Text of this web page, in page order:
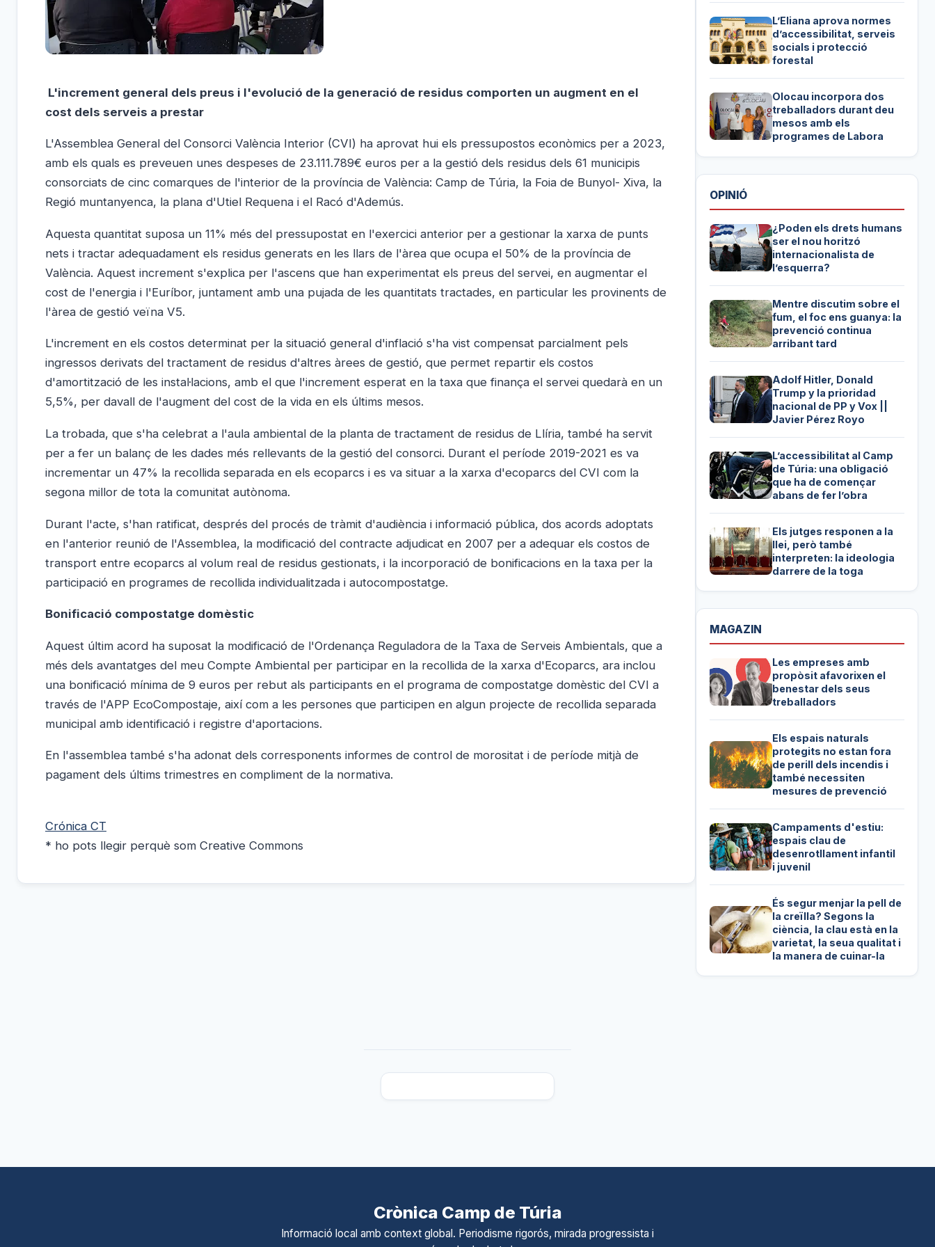
L'increment general dels preus i l'evolució de la generació de residus comporten un augment en el
cost dels serveis a prestar
L'Assemblea General del Consorci València Interior (CVI) ha aprovat hui els pressupostos econòmics per a 2023,
amb els quals es preveuen unes despeses de 23.111.789€ euros per a la gestió dels residus dels 61 municipis
consorciats de cinc comarques de l'interior de la província de València: Camp de Túria, la Foia de Bunyol- Xiva, la
Regió muntanyenca, la plana d'Utiel Requena i el Racó d'Ademús.
Aquesta quantitat suposa un 11% més del pressupostat en l'exercici anterior per a gestionar la xarxa de punts
nets i tractar adequadament els residus generats en les llars de l'àrea que ocupa el 50% de la província de
València. Aquest increment s'explica per l'ascens que han experimentat els preus del servei, en augmentar el
cost de l'energia i l'Euríbor, juntament amb una pujada de les quantitats tractades, en particular les provinents de
l'àrea de gestió veïna V5.
L'increment en els costos determinat per la situació general d'inflació s'ha vist compensat parcialment pels
ingressos derivats del tractament de residus d'altres àrees de gestió, que permet repartir els costos
d'amortització de les instal·lacions, amb el que l'increment esperat en la taxa que finança el servei quedarà en un
5,5%, per davall de l'augment del cost de la vida en els últims mesos.
La trobada, que s'ha celebrat a l'aula ambiental de la planta de tractament de residus de Llíria, també ha servit
per a fer un balanç de les dades més rellevants de la gestió del consorci. Durant el període 2019-2021 es va
incrementar un 47% la recollida separada en els ecoparcs i es va situar a la xarxa d'ecoparcs del CVI com la
segona millor de tota la comunitat autònoma.
Durant l'acte, s'han ratificat, després del procés de tràmit d'audiència i informació pública, dos acords adoptats
en l'anterior reunió de l'Assemblea, la modificació del contracte adjudicat en 2007 per a adequar els costos de
transport entre ecoparcs al volum real de residus gestionats, i la incorporació de bonificacions en la taxa per la
participació en programes de recollida individualitzada i autocompostatge.
Bonificació compostatge domèstic
Aquest últim acord ha suposat la modificació de l'Ordenança Reguladora de la Taxa de Serveis Ambientals, que a
més dels avantatges del meu Compte Ambiental per participar en la recollida de la xarxa d'Ecoparcs, ara inclou
una bonificació mínima de 9 euros per rebut als participants en el programa de compostatge domèstic del CVI a
través de l'APP EcoCompostaje, així com a les persones que participen en algun projecte de recollida separada
municipal amb identificació i registre d'aportacions.
En l'assemblea també s'ha adonat dels corresponents informes de control de morositat i de període mitjà de
pagament dels últims trimestres en compliment de la normativa.
Crónica CT
* ho pots llegir perquè som Creative Commons
L’Eliana aprova normes
d’accessibilitat, serveis
socials i protecció
forestal
Olocau incorpora dos
treballadors durant deu
mesos amb els
programes de Labora
OPINIÓ
¿Poden els drets humans
ser el nou horitzó
internacionalista de
l’esquerra?
Mentre discutim sobre el
fum, el foc ens guanya: la
prevenció continua
arribant tard
Adolf Hitler, Donald
Trump y la prioridad
nacional de PP y Vox ||
Javier Pérez Royo
L’accessibilitat al Camp
de Túria: una obligació
que ha de començar
abans de fer l’obra
Els jutges responen a la
llei, però també
interpreten: la ideologia
darrere de la toga
MAGAZIN
Les empreses amb
propòsit afavorixen el
benestar dels seus
treballadors
Els espais naturals
protegits no estan fora
de perill dels incendis i
també necessiten
mesures de prevenció
Campaments d'estiu:
espais clau de
desenrotllament infantil
i juvenil
És segur menjar la pell de
la creïlla? Segons la
ciència, la clau està en la
varietat, la seua qualitat i
la manera de cuinar-la
Crònica Camp de Túria
Informació local amb context global. Periodisme rigorós, mirada progressista i